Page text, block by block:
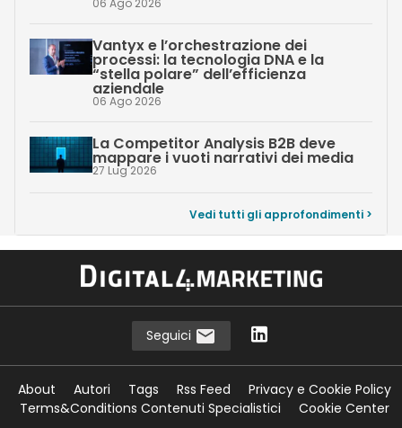
06 Ago 2026
Vantyx e l’orchestrazione dei
processi: la tecnologia DNA e la
“stella polare” dell’efficienza
aziendale
06 Ago 2026
La Competitor Analysis B2B deve
mappare i vuoti narrativi dei media
27 Lug 2026
Vedi tutti gli approfondimenti >
Seguici
About Autori Tags Rss Feed
Privacy e Cookie Policy
Terms&Conditions Contenuti Specialistici
Cookie Center